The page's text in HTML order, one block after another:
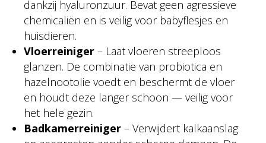
dankzij hyaluronzuur. Bevat geen agressieve
chemicaliën en is veilig voor babyflesjes en
huisdieren.
Vloerreiniger– Laat vloeren streeploos
glanzen. De combinatie van probiotica en
hazelnootolie voedt en beschermt de vloer
en houdt deze langer schoon — veilig voor
het hele gezin.
Badkamerreiniger– Verwijdert kalkaanslag